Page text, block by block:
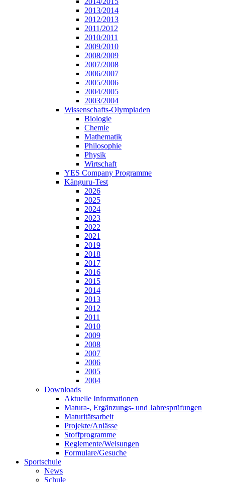
2013/2014
2012/2013
2011/2012
2010/2011
2009/2010
2008/2009
2007/2008
2006/2007
2005/2006
2004/2005
2003/2004
Wissenschafts-Olympiaden
Biologie
Chemie
Mathematik
Philosophie
Physik
Wirtschaft
YES Company Programme
Känguru-Test
2026
2025
2024
2023
2022
2021
2019
2018
2017
2016
2015
2014
2013
2012
2011
2010
2009
2008
2007
2006
2005
2004
Downloads
Aktuelle Informationen
Matura-, Ergänzungs- und Jahresprüfungen
Maturitätsarbeit
Projekte/Anlässe
Stoffprogramme
Reglemente/Weisungen
Formulare/Gesuche
Sportschule
News
Schule